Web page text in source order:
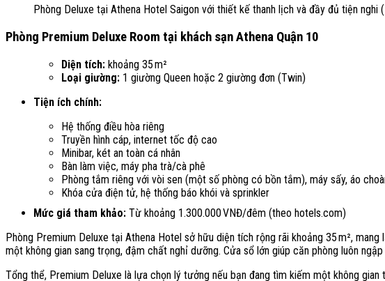
Phòng Deluxe tại Athena Hotel Saigon với thiết kế thanh lịch và đầy đủ tiện nghi
Phòng Premium Deluxe Room tại khách sạn Athena Quận 10
Diện tích: khoảng 35 m²
Loại giường: 1 giường Queen hoặc 2 giường đơn (Twin)
Tiện ích chính:
Hệ thống điều hòa riêng
Truyền hình cáp, internet tốc độ cao
Minibar, két an toàn cá nhân
Bàn làm việc, máy pha trà/cà phê
Phòng tắm riêng với vòi sen (một số phòng có bồn tắm), máy sấy, áo
Khóa cửa điện tử, hệ thống báo khói và sprinkler
Mức giá tham khảo: Từ khoảng 1.300.000 VNĐ/đêm (theo hotels.com)
Phòng Premium Deluxe tại Athena Hotel sở hữu diện tích rộng rãi khoảng 35 m²,
một không gian sang trọng, đậm chất nghỉ dưỡng. Cửa sổ lớn giúp căn phòng luôn
Tổng thể, Premium Deluxe là lựa chọn lý tưởng nếu bạn đang tìm kiếm một không